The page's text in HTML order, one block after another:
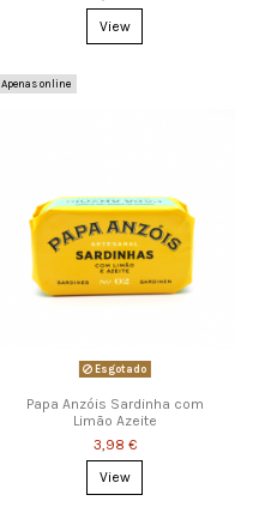
View
Apenas online
Esgotado
Papa Anzóis Sardinha com
Limão Azeite
3,98 €
View